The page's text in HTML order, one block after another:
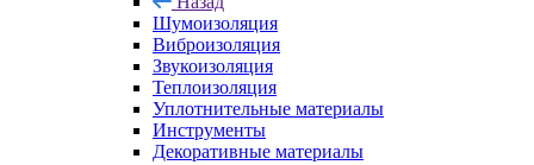
Шумоизоляция
Виброизоляция
Звукоизоляция
Теплоизоляция
Уплотнительные материалы
Инструменты
Декоративные материалы